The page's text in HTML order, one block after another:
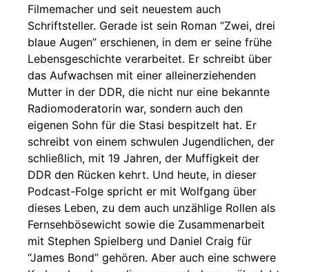
Filmemacher und seit neuestem auch
Schriftsteller. Gerade ist sein Roman “Zwei, drei
blaue Augen” erschienen, in dem er seine frühe
Lebensgeschichte verarbeitet. Er schreibt über
das Aufwachsen mit einer alleinerziehenden
Mutter in der DDR, die nicht nur eine bekannte
Radiomoderatorin war, sondern auch den
eigenen Sohn für die Stasi bespitzelt hat. Er
schreibt von einem schwulen Jugendlichen, der
schließlich, mit 19 Jahren, der Muffigkeit der
DDR den Rücken kehrt. Und heute, in dieser
Podcast-Folge spricht er mit Wolfgang über
dieses Leben, zu dem auch unzählige Rollen als
Fernsehbösewicht sowie die Zusammenarbeit
mit Stephen Spielberg und Daniel Craig für
“James Bond” gehören. Aber auch eine schwere